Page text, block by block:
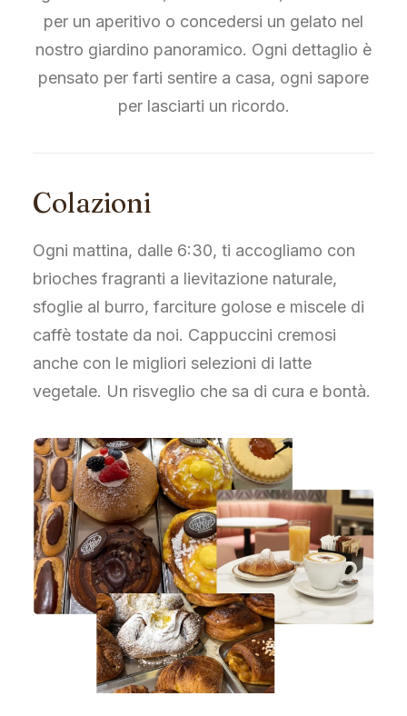
per un aperitivo o concedersi un gelato nel
nostro giardino panoramico. Ogni dettaglio è
pensato per farti sentire a casa, ogni sapore
per lasciarti un ricordo.
Colazioni
Ogni mattina, dalle 6:30, ti accogliamo con
brioches fragranti a lievitazione naturale,
sfoglie al burro, farciture golose e miscele di
caffè tostate da noi. Cappuccini cremosi
anche con le migliori selezioni di latte
vegetale. Un risveglio che sa di cura e bontà.